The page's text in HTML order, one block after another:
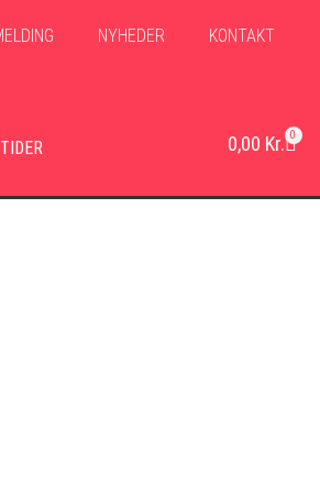
NYHEDER KONTAKT
0,00 Kr. 0